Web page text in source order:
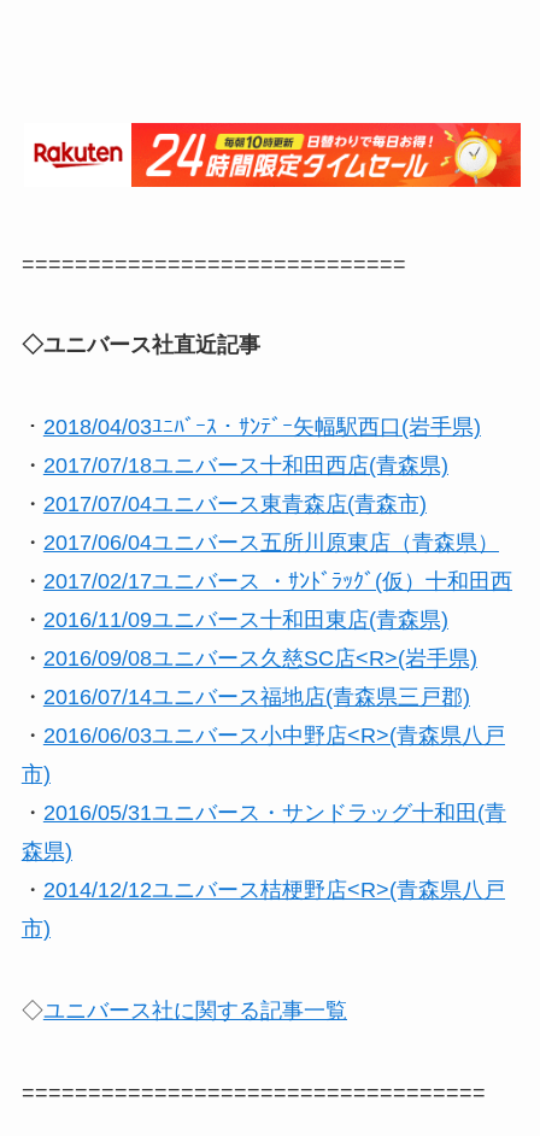
=============================
◇ユニバース社直近記事
・ 2018/04/03ﾕﾆﾊﾞｰｽ・ｻﾝﾃﾞｰ矢幅駅西口(岩手県)
・ 2017/07/18ユニバース十和田西店(青森県)
・ 2017/07/04ユニバース東青森店(青森市)
・ 2017/06/04ユニバース五所川原東店（青森県）
・ 2017/02/17ユニバース ・ｻﾝﾄﾞﾗｯｸﾞ(仮）十和田西
・ 2016/11/09ユニバース十和田東店(青森県)
・ 2016/09/08ユニバース久慈SC店<R>(岩手県)
・ 2016/07/14ユニバース福地店(青森県三戸郡)
・ 2016/06/03ユニバース小中野店<R>(青森県八戸
市)
・ 2016/05/31ユニバース・サンドラッグ十和田(青
森県)
・ 2014/12/12ユニバース桔梗野店<R>(青森県八戸
市)
◇ユニバース社に関する記事一覧
===================================